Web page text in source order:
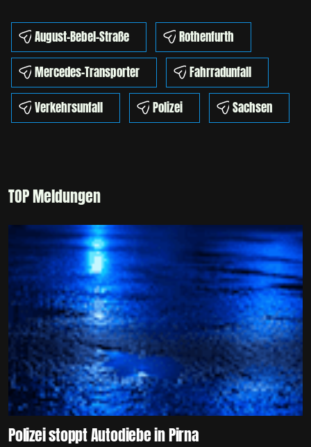
August-Bebel-Straße
Rothenfurth
Mercedes-Transporter
Fahrradunfall
Verkehrsunfall
Polizei Sachsen
TOP Meldungen
Polizei stoppt Autodiebe in Pirna